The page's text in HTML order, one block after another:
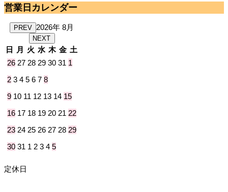
営業日カレンダー
PREV 2026年 8月
NEXT
日 月 火 水 木 金 土
26 27 28 29 30 31 1
2 3 4 5 6 7 8
9 10 11 12 13 14 15
16 17 18 19 20 21 22
23 24 25 26 27 28 29
30 31 1 2 3 4 5
定休日